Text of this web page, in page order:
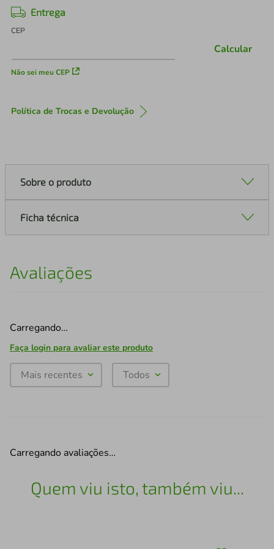
Entrega
CEP
Não sei meu CEP
Calcular
Política de Trocas e Devolução
Sobre o produto
Ficha técnica
Avaliações
Carregando…
Faça login para avaliar este produto
Mais recentes Todos
Carregando avaliações…
Quem viu isto, também viu...